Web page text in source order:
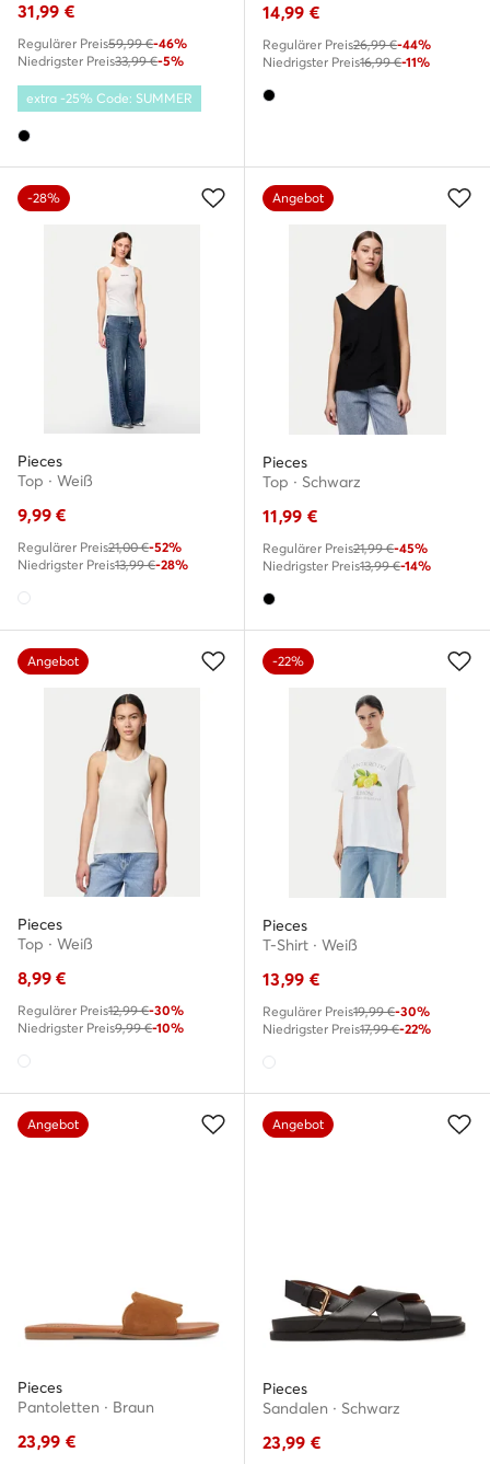
31,99 €
Regulärer Preis59,99 €-46%
Niedrigster Preis33,99 €-5%
extra -25% Code: SUMMER
14,99 €
Regulärer Preis26,99 €-44%
Niedrigster Preis16,99 €-11%
-28%
Pieces
Top · Weiß
9,99 €
Regulärer Preis21,00 €-52%
Niedrigster Preis13,99 €-28%
Angebot
Pieces
Top · Schwarz
11,99 €
Regulärer Preis21,99 €-45%
Niedrigster Preis13,99 €-14%
Angebot
Pieces
Top · Weiß
8,99 €
Regulärer Preis12,99 €-30%
Niedrigster Preis9,99 €-10%
-22%
Pieces
T-Shirt · Weiß
13,99 €
Regulärer Preis19,99 €-30%
Niedrigster Preis17,99 €-22%
Angebot
Pieces
Pantoletten · Braun
23,99 €
Angebot
Pieces
Sandalen · Schwarz
23,99 €